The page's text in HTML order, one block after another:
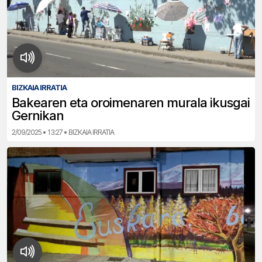
BIZKAIA IRRATIA
Bakearen eta oroimenaren murala ikusgai
Gernikan
2/09/2025 • 13:27 • BIZKAIA IRRATIA